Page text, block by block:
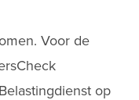
Voor de
op